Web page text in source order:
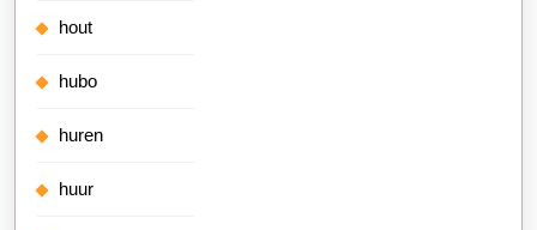
hout
hubo
huren
huur